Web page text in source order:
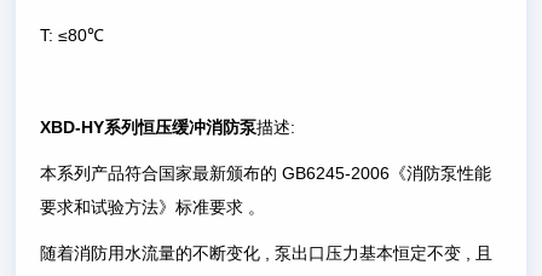
T: ≤80℃
XBD-HY系列恒压缓冲消防泵描述:
本系列产品符合国家最新颁布的 GB6245-2006《消防泵性能
要求和试验方法》标准要求 。
随着消防用水流量的不断变化 , 泵出口压力基本恒定不变 , 且